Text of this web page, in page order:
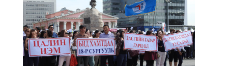
0 Сэтгэгдэл 0